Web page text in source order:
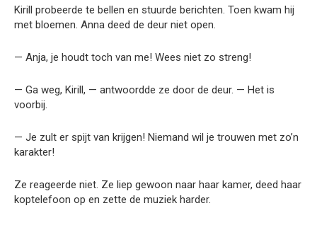
Kirill probeerde te bellen en stuurde berichten. Toen kwam hij
met bloemen. Anna deed de deur niet open.
— Anja, je houdt toch van me! Wees niet zo streng!
— Ga weg, Kirill, — antwoordde ze door de deur. — Het is
voorbij.
— Je zult er spijt van krijgen! Niemand wil je trouwen met zo’n
karakter!
Ze reageerde niet. Ze liep gewoon naar haar kamer, deed haar
koptelefoon op en zette de muziek harder.